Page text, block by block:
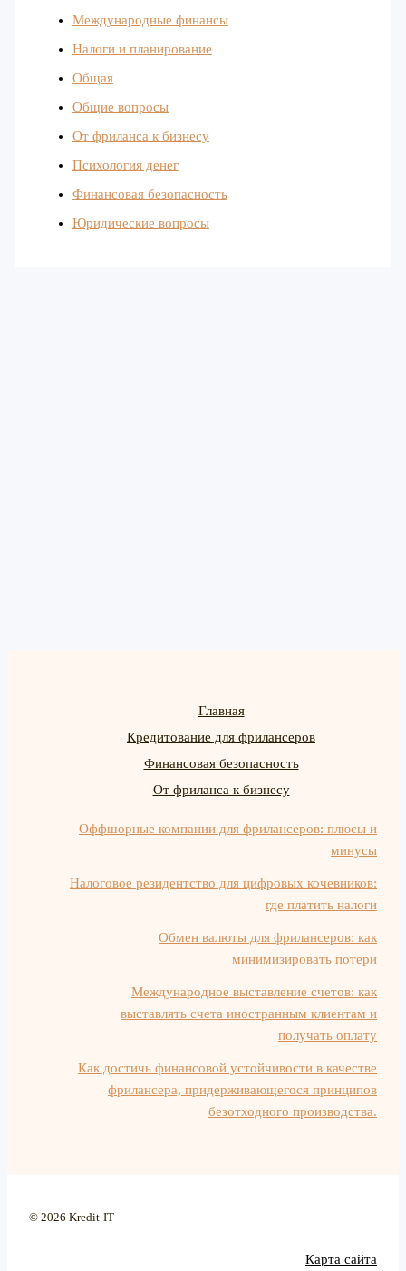
Международные финансы
Налоги и планирование
Общая
Общие вопросы
От фриланса к бизнесу
Психология денег
Финансовая безопасность
Юридические вопросы
Главная
Кредитование для фрилансеров
Финансовая безопасность
От фриланса к бизнесу
Оффшорные компании для фрилансеров: плюсы и
минусы
Налоговое резидентство для цифровых кочевников:
где платить налоги
Обмен валюты для фрилансеров: как
минимизировать потери
Международное выставление счетов: как
выставлять счета иностранным клиентам и
получать оплату
Как достичь финансовой устойчивости в качестве
фрилансера, придерживающегося принципов
безотходного производства.
© 2026 Kredit-IT
Карта сайта